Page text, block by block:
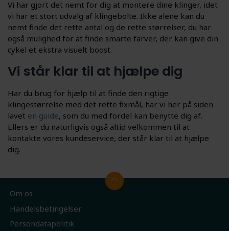
Vi har gjort det nemt for dig at montere dine klinger, idet
vi har et stort udvalg af klingebolte. Ikke alene kan du
nemt finde det rette antal og de rette størrelser, du har
også mulighed for at finde smarte farver, der kan give din
cykel et ekstra visuelt boost.
Vi står klar til at hjælpe dig
Har du brug for hjælp til at finde den rigtige
klingestørrelse med det rette fixmål, har vi her på siden
lavet en guide, som du med fordel kan benytte dig af.
Ellers er du naturligvis også altid velkommen til at
kontakte vores kundeservice, der står klar til at hjælpe
dig.
Om os
Handelsbetingelser
Persondatapolitik